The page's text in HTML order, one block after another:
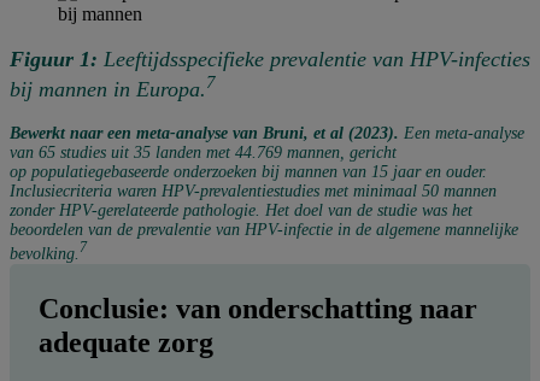
Figuur 1: Leeftijdsspecifieke prevalentie van HPV-infecties
bij mannen in Europa.7
Bewerkt naar een meta-analyse van Bruni, et al (2023). Een meta-analyse
van 65 studies uit 35 landen met 44.769 mannen, gericht
op populatiegebaseerde onderzoeken bij mannen van 15 jaar en ouder.
Inclusiecriteria waren HPV-prevalentiestudies met minimaal 50 mannen
zonder HPV-gerelateerde pathologie. Het doel van de studie was het
beoordelen van de prevalentie van HPV-infectie in de algemene mannelijke
bevolking. 7
Conclusie: van onderschatting naar
adequate zorg